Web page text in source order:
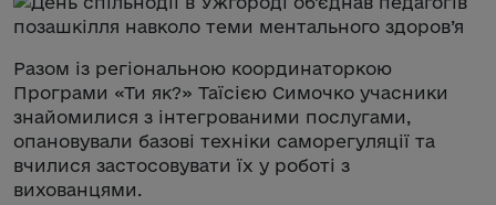
Разом із регіональною координаторкою
Програми «Ти як?» Таїсією Симочко учасники
знайомилися з інтегрованими послугами,
опановували базові техніки саморегуляції та
вчилися застосовувати їх у роботі з
вихованцями.